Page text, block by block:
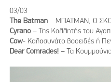
03/03
The Batman – ΜΠΑΤΜΑΝ, Ο
Cyrano – Της Κολλητής του
Cow- Καλοσυνάτο βοοειδές ή
Dear Comrades! – Τα Κουμμούνια